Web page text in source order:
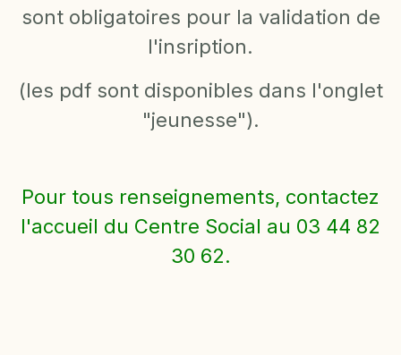
sont obligatoires pour la validation de
l'insription.
(les pdf sont disponibles dans l'onglet
"jeunesse").
Pour tous renseignements, contactez
l'accueil du Centre Social au 03 44 82
30 62.